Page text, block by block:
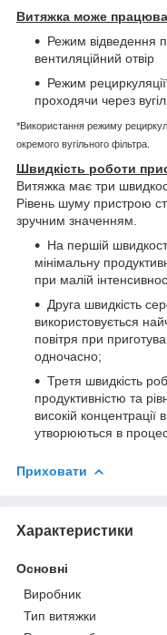
Витяжка може
Режим відведення
вентиляційний отвір
Режим
проходячи через
*Використання режиму
окремого вугільного фільтра.
Швидкість роботи
Витяжка має три
Рівень шуму пристрою
зручним значенням.
На першій
мінімальну
при малій
Друга швидкість
використовується
повітря при
одночасно;
Третя швидкість
продуктивністю та
високій концентрації
утворюються в
Приховати
Характеристики
Основні
Виробник
Тип витяжки